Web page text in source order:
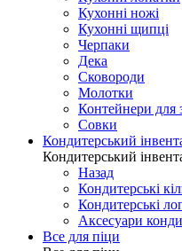
Кухонні ножі
Кухонні щипці
Черпаки
Дека
Сковороди
Молотки
Контейнери для
Совки
Кондитерський
Кондитерський
Назад
Кондитерські
Кондитерські
Аксесуари
Все для піци